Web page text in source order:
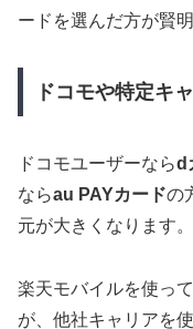
ードを選んだ方が賢明
ドコモや特定キ
ドコモユーザーならd
ならau PAYカードの
元が大きくなります。
楽天モバイルを使っ
が、他社キャリアを